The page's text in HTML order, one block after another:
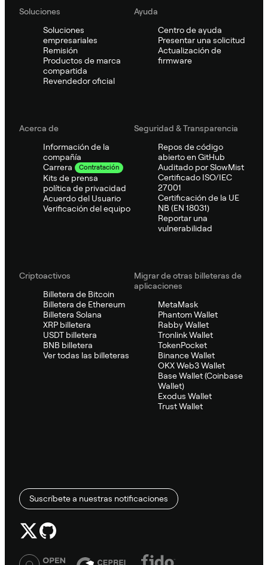
Soluciones
Soluciones
empresariales
Remisión
Productos de marca
compartida
Revendedor oficial
Ayuda
Centro de ayuda
Presentar una solicitud
Actualización de
firmware
Acerca de
Información de la
compañía
Carrera
Contratación
Kits de prensa
política de privacidad
Acuerdo del Usuario
Verificación del equipo
Seguridad & Transparencia
Repos de código
abierto en GitHub
Auditado por SlowMist
Certificado ISO/IEC
27001
Certificación de la UE
NB (EN 18031)
Reportar una
vulnerabilidad
Criptoactivos
Billetera de Bitcoin
Billetera de Ethereum
Billetera Solana
XRP billetera
USDT billetera
BNB billetera
Ver todas las billeteras
Migrar de otras billeteras de
aplicaciones
MetaMask
Phantom Wallet
Rabby Wallet
Tronlink Wallet
TokenPocket
Binance Wallet
OKX Web3 Wallet
Base Wallet (Coinbase
Wallet)
Exodus Wallet
Trust Wallet
Suscríbete a nuestras notificaciones